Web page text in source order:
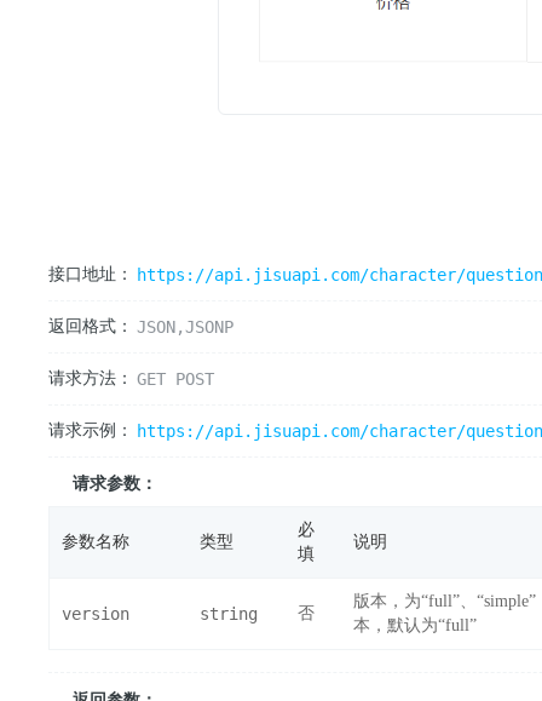
接口地址： https://api.jisuapi.com/character/
返回格式： JSON,JSONP
请求方法： GET POST
请求示例： https://api.jisuapi.com/character/
请求参数：
参数名称 类型
必
填
说明
version string 否
版本，为“full”、
本，默认为“full”